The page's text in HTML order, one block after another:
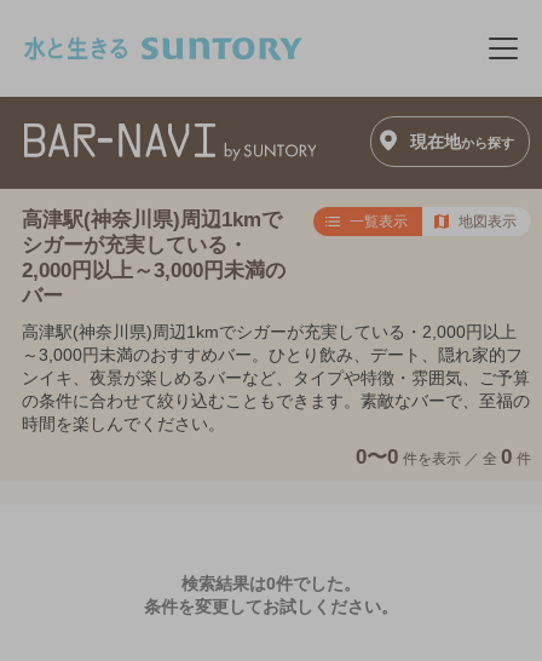
メ
現在地から探す
高津駅(神奈川県)周辺1kmで
シガーが充実している・
2,000円以上～3,000円未満の
バー
一覧表示 地図表示
高津駅(神奈川県)周辺1kmでシガーが充実している・2,000円以上
～3,000円未満のおすすめバー。ひとり飲み、デート、隠れ家的フ
ンイキ、夜景が楽しめるバーなど、タイプや特徴・雰囲気、ご予算
の条件に合わせて絞り込むこともできます。素敵なバーで、至福の
時間を楽しんでください。
0〜0 件を表示 ／ 全 0 件
検索結果は0件でした。
条件を変更してお試しください。